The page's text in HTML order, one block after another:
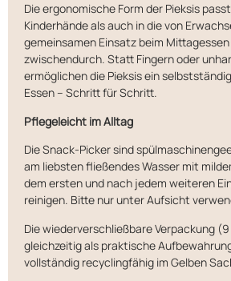
Die ergonomische Form der Pieksis
Kinderhände als auch in die von
gemeinsamen Einsatz beim
zwischendurch. Statt Fingern oder
ermöglichen die Pieksis ein
Essen – Schritt für Schritt.
Pflegeleicht im Alltag
Die Snack-Picker sind
am liebsten fließendes Wasser mit
dem ersten und nach jedem weiteren
reinigen. Bitte nur unter Aufsicht
Die wiederverschließbare Verpackung
gleichzeitig als praktische
vollständig recyclingfähig im Gelben